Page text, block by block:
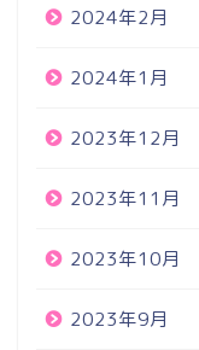
2024年2月
2024年1月
2023年12月
2023年11月
2023年10月
2023年9月